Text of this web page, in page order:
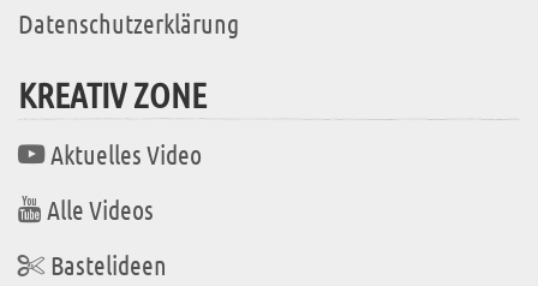
Datenschutzerklärung
KREATIV ZONE
Aktuelles Video
Alle Videos
Bastelideen